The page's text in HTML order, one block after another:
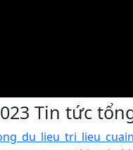
Tin tức